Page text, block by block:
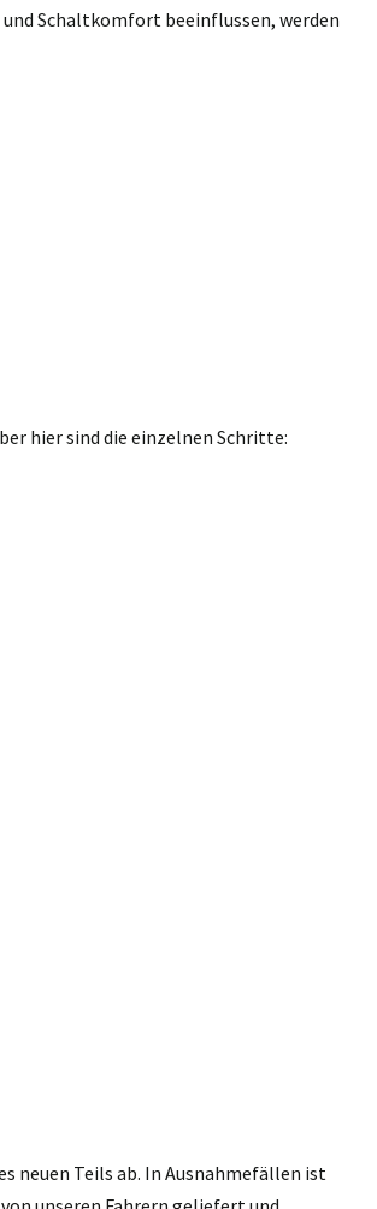
Schaltkomfort beeinflussen, werden
hier sind die einzelnen Schritte:
neuen Teils ab. In Ausnahmefällen ist